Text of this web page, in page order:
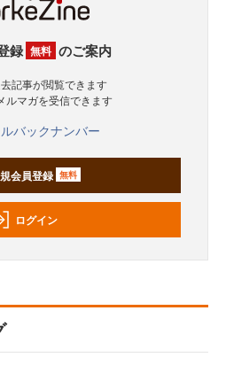
録 無料 のご案内
去記事が閲覧できます
ルマガを受信できます
ルバックナンバー
会員登録 無料
ログイン